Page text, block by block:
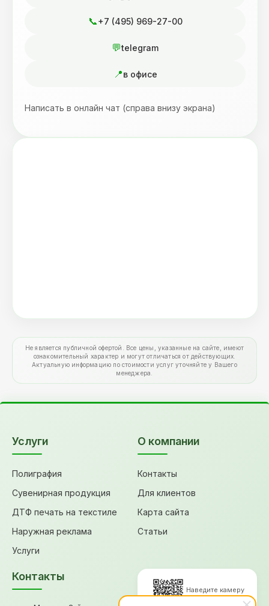
+7 (495) 969-27-00
telegram
в офисе
Написать в онлайн чат (справа внизу экрана)
Не является публичной офертой. Все цены, указанные на сайте, имеют
ознакомительный характер и могут отличаться от действующих.
Актуальную информацию по стоимости услуг уточняйте у Вашего
менеджера.
Услуги
Полиграфия
Сувенирная продукция
ДТФ печать на текстиле
Наружная реклама
Услуги
О компании
Контакты
Для клиентов
Карта сайта
Статьи
Контакты
Наведите камеру
для перехода